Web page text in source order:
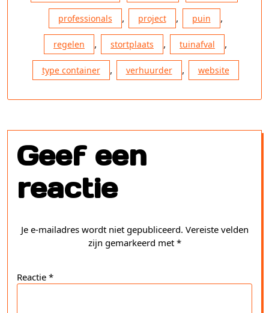
professionals , project , puin ,
regelen , stortplaats , tuinafval ,
type container , verhuurder , website
Geef een
reactie
Je e-mailadres wordt niet gepubliceerd. Vereiste velden
zijn gemarkeerd met *
Reactie *